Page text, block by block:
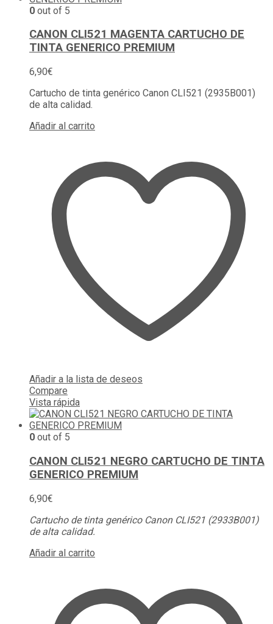
0 out of 5
CANON CLI521 MAGENTA CARTUCHO DE
TINTA GENERICO PREMIUM
6,90€
Cartucho de tinta genérico Canon CLI521 (2935B001)
de alta calidad.
Añadir al carrito
Añadir a la lista de deseos
Compare
Vista rápida
0 out of 5
CANON CLI521 NEGRO CARTUCHO DE TINTA
GENERICO PREMIUM
6,90€
Cartucho de tinta genérico Canon CLI521 (2933B001)
de alta calidad.
Añadir al carrito